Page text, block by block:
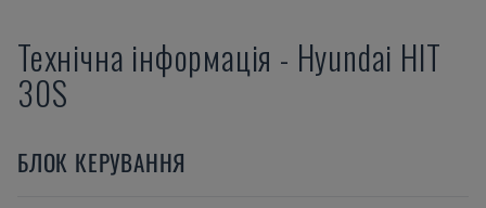
Технічна інформація - Hyundai HIT
30S
БЛОК КЕРУВАННЯ